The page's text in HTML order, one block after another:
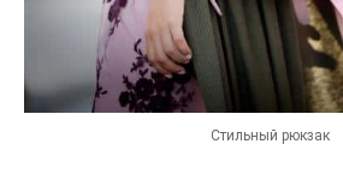
Стильный рюкзак